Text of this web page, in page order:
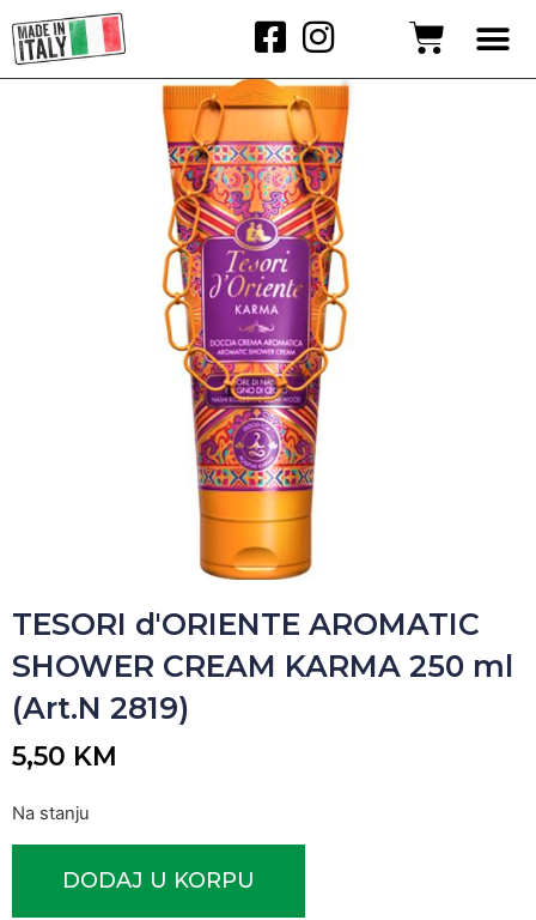
TESORI d'ORIENTE AROMATIC
SHOWER CREAM KARMA 250 ml
(Art.N 2819)
5,50 KM
Na stanju
DODAJ U KORPU